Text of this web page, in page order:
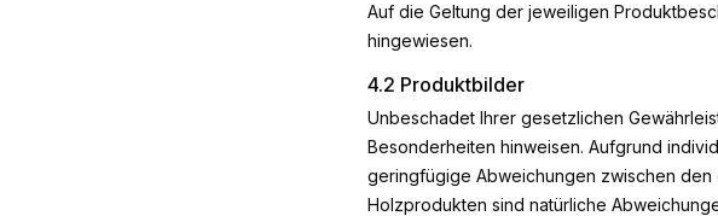
Auf die Geltung der jeweiligen
hingewiesen.
4.2 Produktbilder
Unbeschadet Ihrer gesetzlichen
Besonderheiten hinweisen. Aufgrund
geringfügige Abweichungen zwischen
Holzprodukten sind natürliche